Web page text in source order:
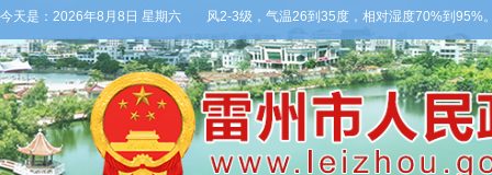
今天是： 2026年8月8日 星期六
天，多云，局部有雷阵雨，偏西风2-3级，气温26到35度，相对湿度70%到95%